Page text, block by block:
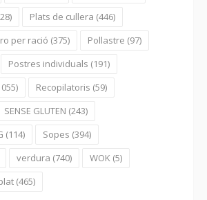
Plats de cullera (446)
per ració (375) Pollastre (97)
Postres individuals (191)
Recopilatoris (59)
SENSE GLUTEN (243)
(114) Sopes (394)
verdura (740) WOK (5)
(465)